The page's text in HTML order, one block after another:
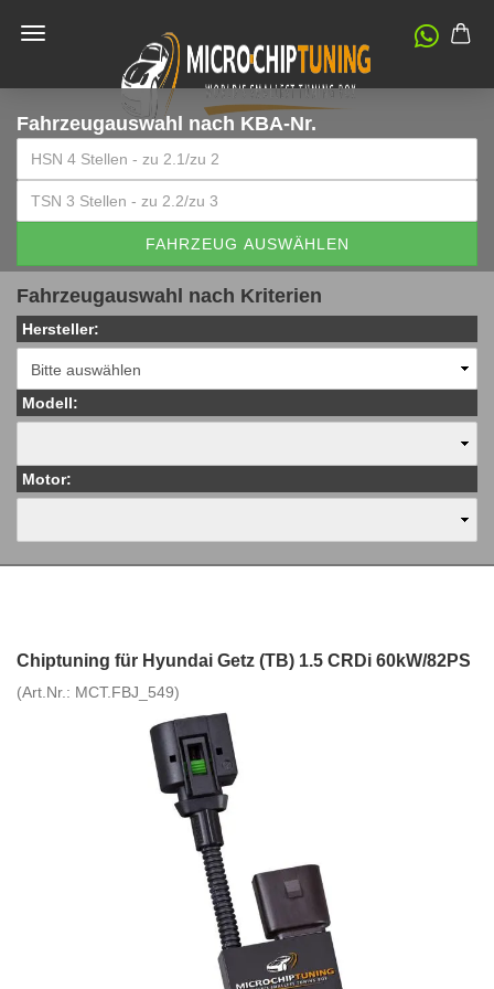
Fahrzeugauswahl nach KBA-Nr.
FAHRZEUG AUSWÄHLEN
Fahrzeugauswahl nach Kriterien
Hersteller:
Modell:
Motor:
Chiptuning für Hyundai Getz (TB) 1.5 CRDi 60kW/82PS
(Art.Nr.: MCT.FBJ_549)